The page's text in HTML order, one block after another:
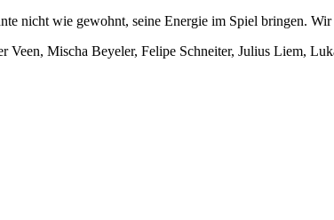
nicht wie gewohnt, seine Energie im Spiel bringen.
Mischa Beyeler, Felipe Schneiter, Julius Liem,